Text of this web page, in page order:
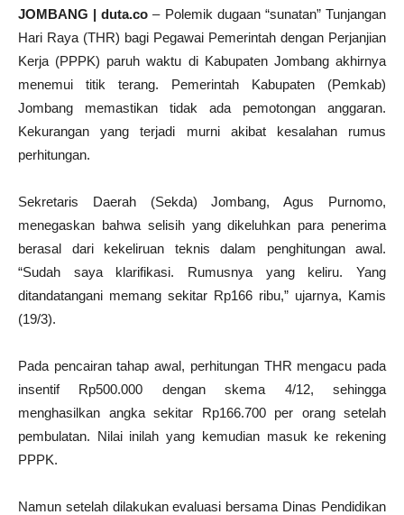
JOMBANG | duta.co – Polemik dugaan “sunatan” Tunjangan
Hari Raya (THR) bagi Pegawai Pemerintah dengan Perjanjian
Kerja (PPPK) paruh waktu di Kabupaten Jombang akhirnya
menemui titik terang. Pemerintah Kabupaten (Pemkab)
Jombang memastikan tidak ada pemotongan anggaran.
Kekurangan yang terjadi murni akibat kesalahan rumus
perhitungan.
Sekretaris Daerah (Sekda) Jombang, Agus Purnomo,
menegaskan bahwa selisih yang dikeluhkan para penerima
berasal dari kekeliruan teknis dalam penghitungan awal.
“Sudah saya klarifikasi. Rumusnya yang keliru. Yang
ditandatangani memang sekitar Rp166 ribu,” ujarnya, Kamis
(19/3).
Pada pencairan tahap awal, perhitungan THR mengacu pada
insentif Rp500.000 dengan skema 4/12, sehingga
menghasilkan angka sekitar Rp166.700 per orang setelah
pembulatan. Nilai inilah yang kemudian masuk ke rekening
PPPK.
Namun setelah dilakukan evaluasi bersama Dinas Pendidikan